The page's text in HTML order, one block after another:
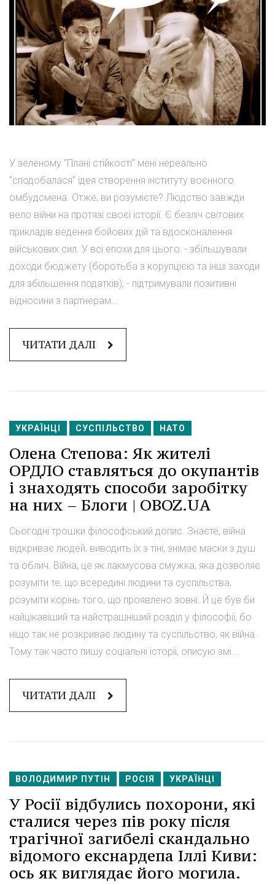
У зеленому "Плані стійкості" мені нереально
"сподобалася" ідея створення інституту воєнного
омбудсмена. Отже, ви розумієте? Людство завжди
вело війни на протязі своєї історії. Є безліч світових
прикладів ведення бойових дій та вдосконалення
військових сил. У всі епохи для цього: - збільшували
доходи бюджету (боротьба з корупцією та інші заходи
для збільшення податків); - підтримували позитивні
відносини з партнерам...
ЧИТАТИ ДАЛІ
УКРАЇНЦІ СУСПІЛЬСТВО НАТО
Олена Степова: Як жителі
ОРДЛО ставляться до окупантів
і знаходять способи заробітку
на них – Блоги | OBOZ.UA
Сьогодні трошки філософський допис. Знаєте, війна
відкриває людей, виводить їх з тіні, знімає маски з душ
та облич. Війна, це як лакмусова смужка, яка дозволяє
розуміти те, що всередині людини та суспільства,
розуміти корінь того, що проявлено зовні. Й це був би
найцікавіший та найстрашніший розділ у філософії, бо
ніщо так не розкриває людину та суспільство, як війна.
Тому так часто пишу соціальні історії, описую змі...
ЧИТАТИ ДАЛІ
ВОЛОДИМИР ПУТІН РОСІЯ УКРАЇНЦІ
У Росії відбулись похорони, які
сталися через пів року після
трагічної загибелі скандально
відомого екснардепа Іллі Киви:
ось як виглядає його могила.